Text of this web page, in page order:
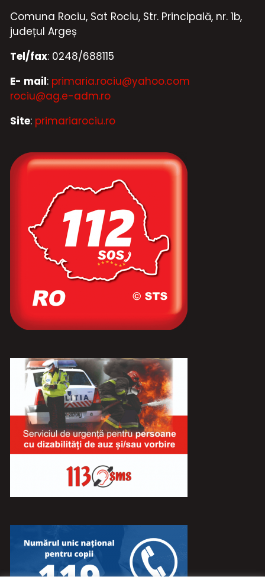
Comuna Rociu, Sat Rociu, Str. Principală, nr. 1b,
județul Argeș
Tel/fax: 0248/688115
E- mail: primaria.rociu@yahoo.com
rociu@ag.e-adm.ro
Site: primariarociu.ro